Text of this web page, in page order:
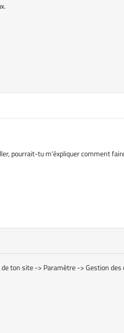
pourrait-tu m'éxpliquer comment
ton site -> Paramètre -> Gestion